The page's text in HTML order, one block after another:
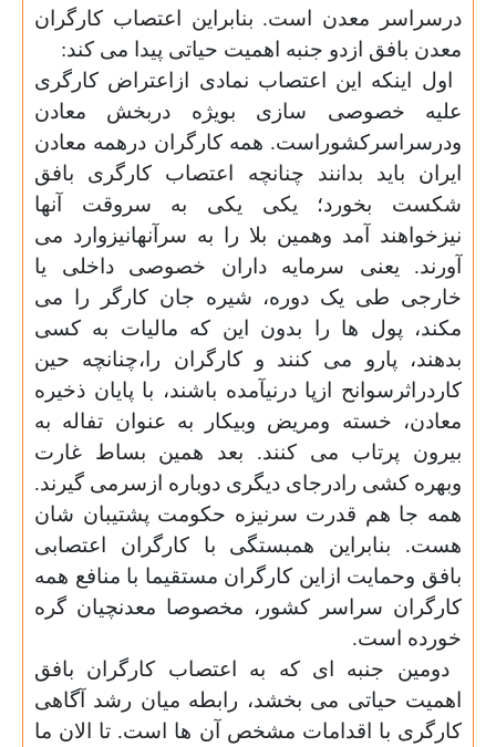
درسراسر معدن است. بنابراین اعتصاب کارگران
معدن بافق ازدو جنبه اهمیت حیاتی پیدا می کند:
اول اینکه این اعتصاب نمادی ازاعتراض کارگری
علیه خصوصی سازی بویژه دربخش معادن
ودرسراسرکشوراست. همه کارگران درهمه معادن
ایران باید بدانند چنانچه اعتصاب کارگری بافق
شکست بخورد؛ یکی یکی به سروقت آنها
نیزخواهند آمد وهمین بلا را به سرآنهانیزوارد می
آورند. یعنی سرمایه داران خصوصی داخلی یا
خارجی طی یک دوره، شیره جان کارگر را می
مکند، پول ها را بدون این که مالیات به کسی
بدهند، پارو می کنند و کارگران را،چنانچه حین
کاردراثرسوانح ازپا درنیآمده باشند، با پایان ذخیره
معادن، خسته ومریض وبیکار به عنوان تفاله به
بیرون پرتاب می کنند. بعد همین بساط غارت
وبهره کشی رادرجای دیگری دوباره ازسرمی گیرند.
همه جا هم قدرت سرنیزه حکومت پشتیبان شان
هست. بنابراین همبستگی با کارگران اعتصابی
بافق وحمایت ازاین کارگران مستقیما با منافع همه
کارگران سراسر کشور، مخصوصا معدنچیان گره
خورده است.
دومین جنبه ای که به اعتصاب کارگران بافق
اهمیت حیاتی می بخشد، رابطه میان رشد آگاهی
کارگری با اقدامات مشخص آن ها است. تا الان ما